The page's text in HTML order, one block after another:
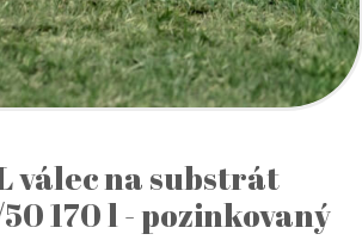
válec na substrát
170 l - pozinkovaný